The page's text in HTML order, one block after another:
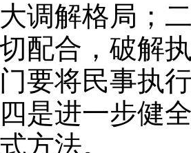
调解格局；
配合，破解
要将民事执
是进一步健
方法。